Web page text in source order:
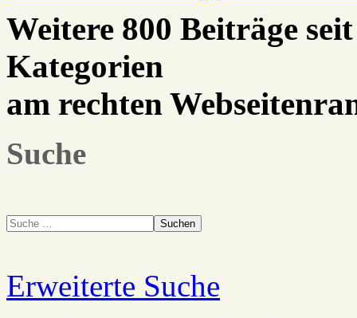
Weitere 800 Beiträge
Kategorien
am rechten
Suche
Suchen
Erweiterte Suche